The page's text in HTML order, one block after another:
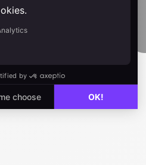
gratis